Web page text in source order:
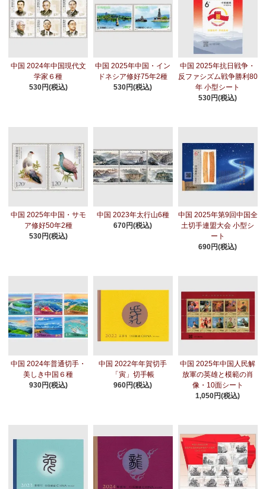
中国 2024年中国現代文
学家６種
530円(税込)
中国 2025年中国・イン
ドネシア修好75年2種
530円(税込)
中国 2025年抗日戦争・
反ファシズム戦争勝利80
年 小型シート
530円(税込)
中国 2025年中国・サモ
ア修好50年2種
530円(税込)
中国 2023年太行山6種
670円(税込)
中国 2025年第9回中国全
土切手連盟大会 小型シ
ート
690円(税込)
中国 2024年普通切手・
美しき中国６種
930円(税込)
中国 2022年年賀切手
「寅」切手帳
960円(税込)
中国 2025年中国人民解
放軍の英雄と模範の肖
像・10面シート
1,050円(税込)